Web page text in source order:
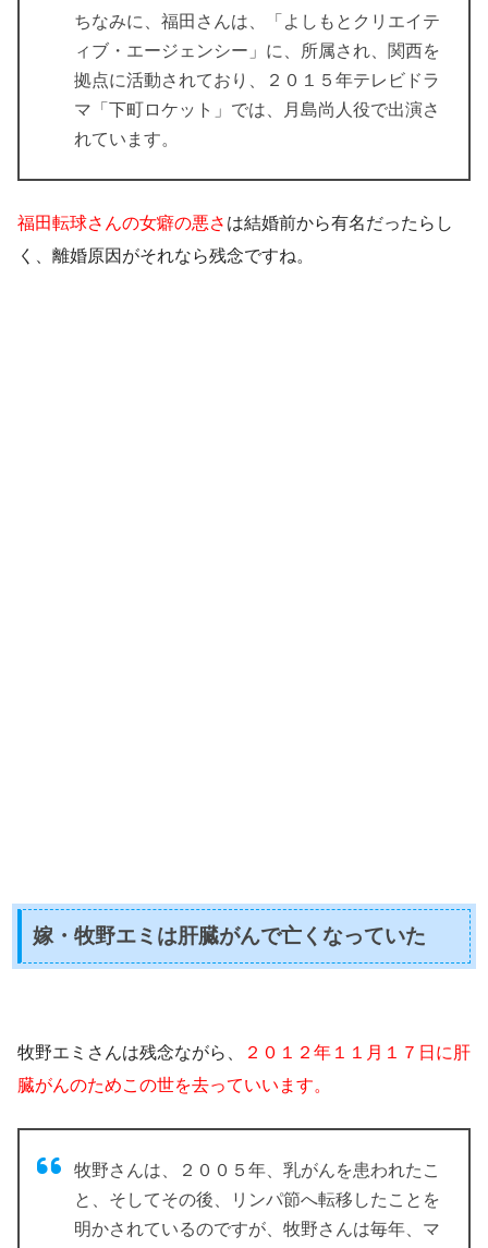
ちなみに、福田さんは、「よしもとクリエイテ
ィブ・エージェンシー」に、所属され、関西を
拠点に活動されており、２０１５年テレビドラ
マ「下町ロケット」では、月島尚人役で出演さ
れています。
福田転球さんの女癖の悪さ は結婚前から有名だったらし
く、離婚原因がそれなら残念ですね。
嫁・牧野エミは肝臓がんで亡くなっていた
牧野エミさんは残念ながら、
２０１２年１１月１７日に肝
臓がんのためこの世を去っていいます。
牧野さんは、
２００５年、乳がんを患われたこ
と、そしてその後、リンパ節へ転移したことを
明かされているのですが、牧野さんは毎年、マ